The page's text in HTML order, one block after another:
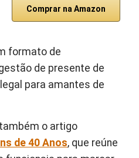
Comprar na Amazon
formato de
de presente de
para amantes de
o artigo
de 40 Anos, que reúne